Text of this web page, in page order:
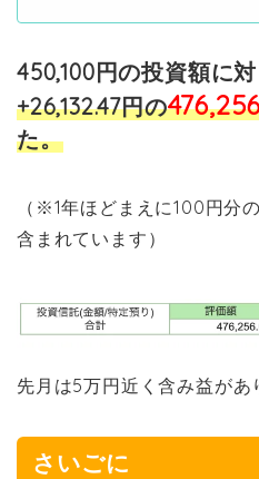
450,100円の投資額に対
+26,132.47円の
た。
（※1年ほどまえに100円分
含まれています）
先月は5万円近く含み益があ
さいごに